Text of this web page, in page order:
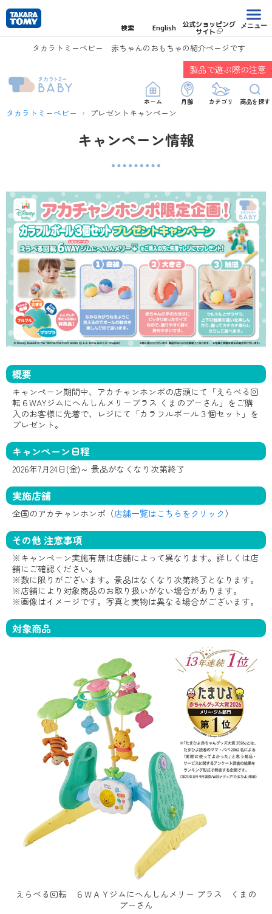
検索 English 公式ショッピング
サイト
メニュー
タカラトミーベビー 赤ちゃんのおもちゃの紹介ページです
製品で遊ぶ際の注意
ホーム 月齢 カテゴリ 商品を探す
タカラトミーベビー プレゼントキャンペーン
キャンペーン情報
概要
キャンペーン期間中、アカチャンホンポの店頭にて「えらべる回
転６WAYジムにへんしんメリープラス くまのプーさん」をご購
入のお客様に先着で、レジにて「カラフルボール３個セット」を
プレゼント。
キャンペーン日程
2026年7月24日(金)～ 景品がなくなり次第終了
実施店舗
全国のアカチャンホンポ（店舗一覧はこちらをクリック）
その他 注意事項
※キャンペーン実施有無は店舗によって異なります。詳しくは店
舗にご確認ください。
※数に限りがございます。景品はなくなり次第終了となります。
※店舗により対象商品のお取り扱いがない場合があります。
※画像はイメージです。写真と実物は異なる場合がございます。
対象商品
えらべる回転 ６ＷＡＹジムにへんしんメリー プラス くまの
プーさん